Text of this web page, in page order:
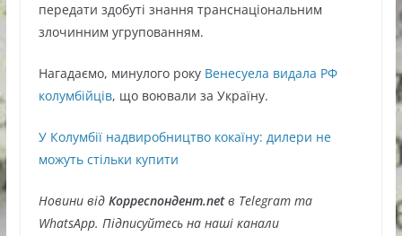
передати здобуті знання транснаціональним
злочинним угрупованням.
Нагадаємо, минулого року Венесуела видала РФ
колумбійців, що воювали за Україну.
У Колумбії надвиробництво кокаїну: дилери не
можуть стільки купити
Новини відКорреспондент.netв Telegram та
WhatsApp. Підписуйтесь на наші канали